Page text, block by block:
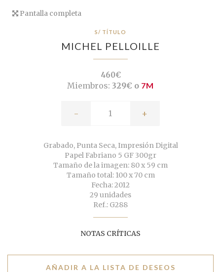
Pantalla completa
S/ TÍTULO
MICHEL PELLOILLE
460€
Miembros: 329€ o 7M
- +
Grabado, Punta Seca, Impresión Digital
Papel Fabriano 5 GF 300gr
Tamaño de la imagen: 80 x 59 cm
Tamaño total: 100 x 70 cm
Fecha: 2012
29 unidades
Ref.: G288
NOTAS CRÍTICAS
AÑADIR A LA LISTA DE DESEOS